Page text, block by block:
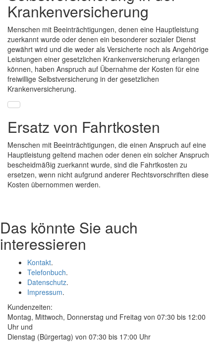
Krankenversicherung
Menschen mit Beeinträchtigungen, denen eine Hauptleistung
zuerkannt wurde oder denen ein besonderer sozialer Dienst
gewährt wird und die weder als Versicherte noch als Angehörige
Leistungen einer gesetzlichen Krankenversicherung erlangen
können, haben Anspruch auf Übernahme der Kosten für eine
freiwillige Selbstversicherung in der gesetzlichen
Krankenversicherung.
Ersatz von Fahrtkosten
Menschen mit Beeinträchtigungen, die einen Anspruch auf eine
Hauptleistung geltend machen oder denen ein solcher Anspruch
bescheidmäßig zuerkannt wurde, sind die Fahrtkosten zu
ersetzen, wenn nicht aufgrund anderer Rechtsvorschriften diese
Kosten übernommen werden.
Das könnte Sie auch
interessieren
Kontakt.
Telefonbuch.
Datenschutz.
Impressum.
Kundenzeiten:
Montag, Mittwoch, Donnerstag und Freitag von 07:30 bis 12:00
Uhr und
Dienstag (Bürgertag) von 07:30 bis 17:00 Uhr